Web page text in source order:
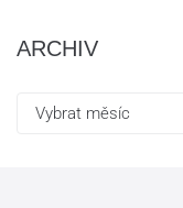
ARCHIV